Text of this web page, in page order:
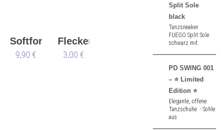
Softformer
9,90 €
Flecken
Nueva
3,00 €
1,5 cm hoher
Split Sole
black
Tanzsneaker
FUEGO Split Sole
schwarz mit
Neopren mit
Sohle.
PD SWING 001
– ⭐ Limited
Edition ⭐
Elegante, offene
Tanzschuhe - Sohle
aus